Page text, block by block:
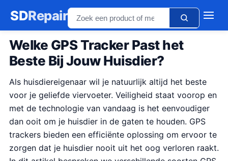
SDRepair
Welke GPS Tracker Past het
Beste Bij Jouw Huisdier?
Als huisdiereigenaar wil je natuurlijk altijd het beste
voor je geliefde viervoeter. Veiligheid staat voorop en
met de technologie van vandaag is het eenvoudiger
dan ooit om je huisdier in de gaten te houden. GPS
trackers bieden een efficiënte oplossing om ervoor te
zorgen dat je huisdier nooit uit het oog verloren raakt.